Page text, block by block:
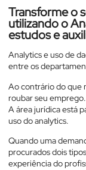
Transforme o
utilizando o
estudos e
Analytics e uso de
entre os
Ao contrário do que
roubar seu
A área jurídica está
uso do analytics.
Quando uma
procurados dois
experiência do